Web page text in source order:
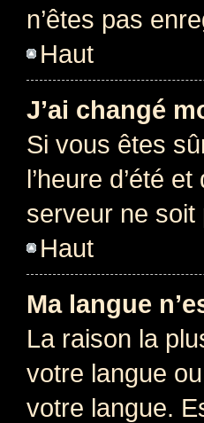
n’êtes pas
Haut
J’ai changé
Si vous êtes
l’heure d’été
serveur ne soit
Haut
Ma langue
La raison la
votre langue
votre langue.